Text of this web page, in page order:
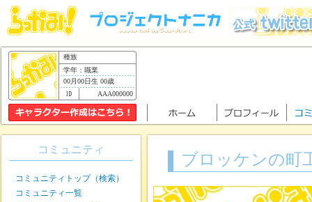
種族
学年：職業
00月00日生 00歳
AAA000000
ブロッケンの町
コミュニティ
コミュニティトップ（検索）
コミュニティ一覧